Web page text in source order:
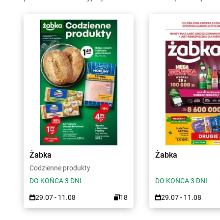
Żabka
Codzienne produkty
DO KOŃCA 3 DNI
29.07 - 11.08 18
Żabka
DO KOŃCA 3 DNI
29.07 - 11.08